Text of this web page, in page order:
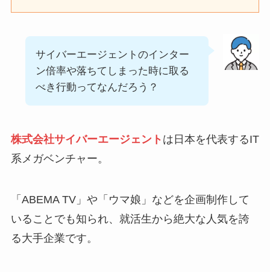
サイバーエージェントのインター
ン倍率や落ちてしまった時に取る
べき行動ってなんだろう？
株式会社サイバーエージェント は日本を代表するIT
系メガベンチャー。
「ABEMA TV」や「ウマ娘」などを企画制作して
いることでも知られ、 就活生から絶大な人気を誇
る大手企業です。